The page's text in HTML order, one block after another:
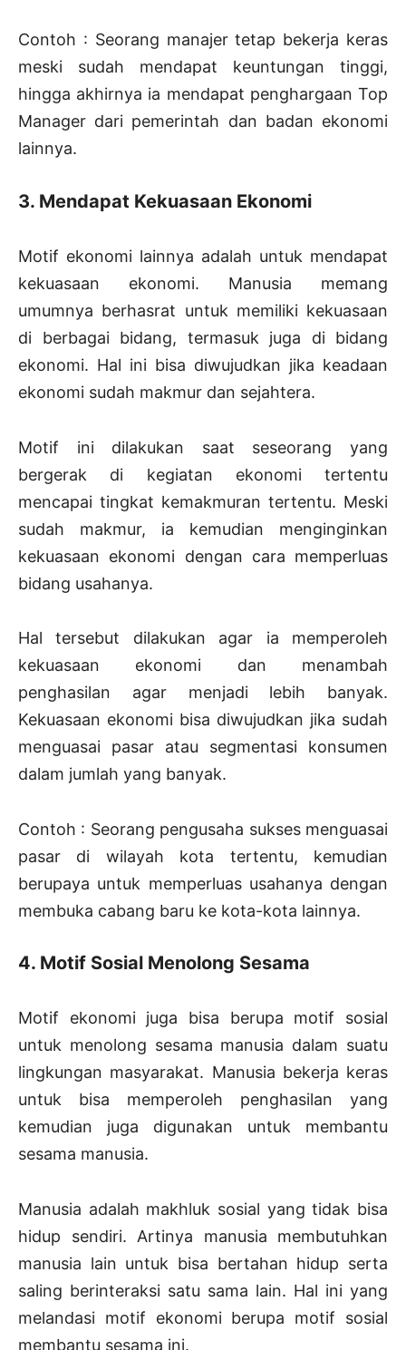
Contoh : Seorang manajer tetap bekerja keras
meski sudah mendapat keuntungan tinggi,
hingga akhirnya ia mendapat penghargaan Top
Manager dari pemerintah dan badan ekonomi
lainnya.
3. Mendapat Kekuasaan Ekonomi
Motif ekonomi lainnya adalah untuk mendapat
kekuasaan ekonomi. Manusia memang
umumnya berhasrat untuk memiliki kekuasaan
di berbagai bidang, termasuk juga di bidang
ekonomi. Hal ini bisa diwujudkan jika keadaan
ekonomi sudah makmur dan sejahtera.
Motif ini dilakukan saat seseorang yang
bergerak di kegiatan ekonomi tertentu
mencapai tingkat kemakmuran tertentu. Meski
sudah makmur, ia kemudian menginginkan
kekuasaan ekonomi dengan cara memperluas
bidang usahanya.
Hal tersebut dilakukan agar ia memperoleh
kekuasaan ekonomi dan menambah
penghasilan agar menjadi lebih banyak.
Kekuasaan ekonomi bisa diwujudkan jika sudah
menguasai pasar atau segmentasi konsumen
dalam jumlah yang banyak.
Contoh : Seorang pengusaha sukses menguasai
pasar di wilayah kota tertentu, kemudian
berupaya untuk memperluas usahanya dengan
membuka cabang baru ke kota-kota lainnya.
4. Motif Sosial Menolong Sesama
Motif ekonomi juga bisa berupa motif sosial
untuk menolong sesama manusia dalam suatu
lingkungan masyarakat. Manusia bekerja keras
untuk bisa memperoleh penghasilan yang
kemudian juga digunakan untuk membantu
sesama manusia.
Manusia adalah makhluk sosial yang tidak bisa
hidup sendiri. Artinya manusia membutuhkan
manusia lain untuk bisa bertahan hidup serta
saling berinteraksi satu sama lain. Hal ini yang
melandasi motif ekonomi berupa motif sosial
membantu sesama ini.